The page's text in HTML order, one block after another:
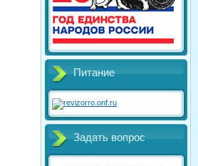
Питание
Задать вопрос